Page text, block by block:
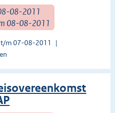
08-2011
08-08-2011
m 07-08-2011